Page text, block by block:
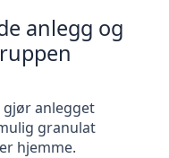
anlegg og
anlegget
granulat
hjemme.